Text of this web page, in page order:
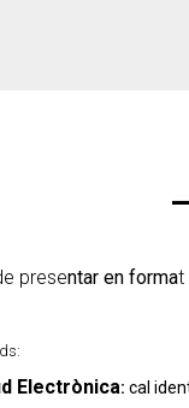
presentar en format
Electrònica:cal